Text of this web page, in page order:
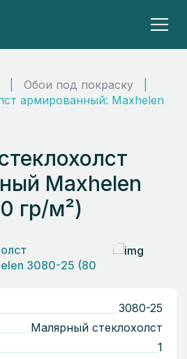
Обои под покраску
армированный: Maxhelen
Maxhelen
гр/м²)
3080-25
Малярный стеклохолст
1